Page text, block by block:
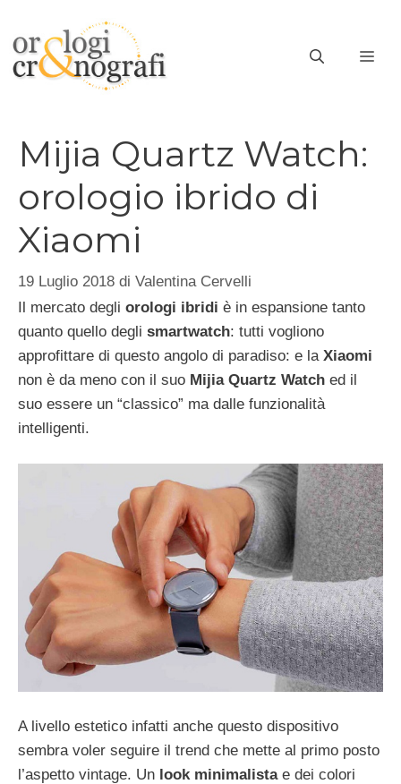
contenuto
Mijia Quartz Watch:
orologio ibrido di
Xiaomi
19 Luglio 2018 di Valentina Cervelli
Il mercato degli orologi ibridi è in espansione tanto
quanto quello degli smartwatch: tutti vogliono
approfittare di questo angolo di paradiso: e la Xiaomi
non è da meno con il suo Mijia Quartz Watch ed il
suo essere un “classico” ma dalle funzionalità
intelligenti.
A livello estetico infatti anche questo dispositivo
sembra voler seguire il trend che mette al primo posto
l’aspetto vintage. Un look minimalistae dei colori